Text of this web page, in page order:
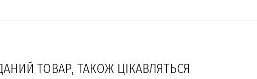
ТОВАР, ТАКОЖ ЦІКАВЛЯТЬСЯ